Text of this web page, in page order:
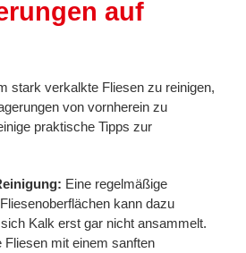
auf
stark verkalkte Fliesen zu reinigen,
von vornherein zu
praktische Tipps zur
Eine regelmäßige
kann dazu
Kalk erst gar nicht ansammelt.
Fliesen mit einem sanften